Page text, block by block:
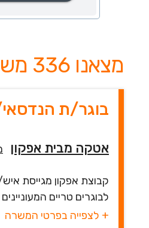
מצאנו 336 משרות שעשויות לעניין אותך
בוגר/ת
אטקה מבית אפקון
קבוצת אפקון מגייסת
לבוגרים טריים
+ לצפייה בפרטי המשרה